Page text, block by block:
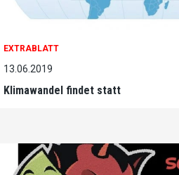
EXTRABLATT
13.06.2019
Klimawandel findet statt